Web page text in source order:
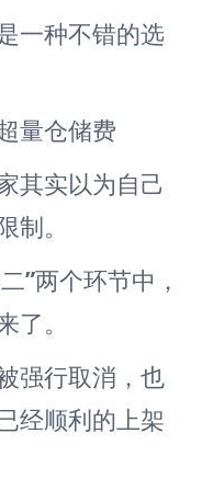
一种不错的选
量仓储费
其实以为自己
。
”两个环节中，
。
强行取消，也
经顺利的上架